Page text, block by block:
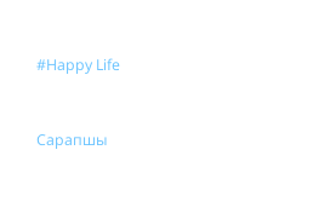
#Happy Life
Сарапшы